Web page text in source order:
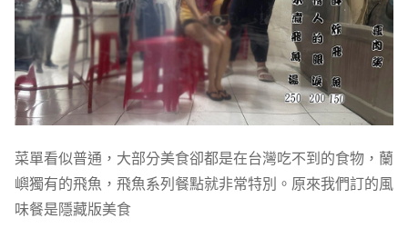
菜單看似普通，大部分美食卻都是在台灣吃不到的食物，蘭
嶼獨有的飛魚，飛魚系列餐點就非常特別。原來我們訂的風
味餐是隱藏版美食